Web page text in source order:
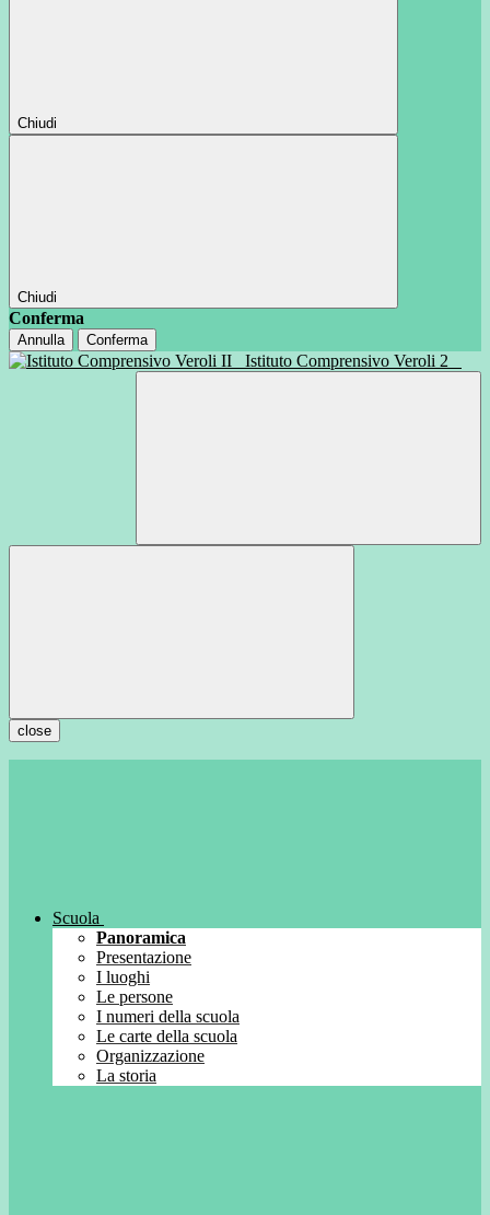
Chiudi
Chiudi
Conferma
Annulla Conferma
Istituto Comprensivo Veroli 2
close
Scuola
Panoramica
Presentazione
I luoghi
Le persone
I numeri della scuola
Le carte della scuola
Organizzazione
La storia